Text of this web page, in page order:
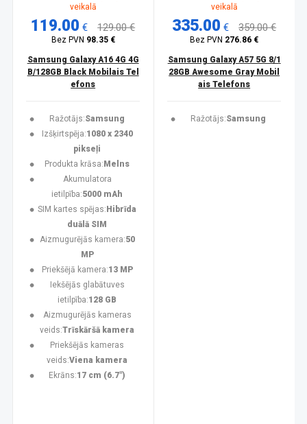
veikalā
119.00 € 129.00 €
Bez PVN 98.35 €
Samsung Galaxy A16 4G 4G
B/128GB Black Mobilais Tel
efons
Ražotājs:Samsung
Izšķirtspēja:1080 x 2340
pikseļi
Produkta krāsa: Melns
Akumulatora
ietilpība:5000 mAh
SIM kartes spējas: Hibrīda
duālā SIM
Aizmugurējās kamera:50
MP
Priekšējā kamera:13 MP
Iekšējās glabātuves
ietilpība:128 GB
Aizmugurējās kameras
veids:Trīskāršā kamera
Priekšējās kameras
veids:Viena kamera
Ekrāns:17 cm (6.7")
veikalā
335.00 € 359.00 €
Bez PVN 276.86 €
Samsung Galaxy A57 5G 8/1
28GB Awesome Gray Mobil
ais Telefons
Ražotājs:Samsung